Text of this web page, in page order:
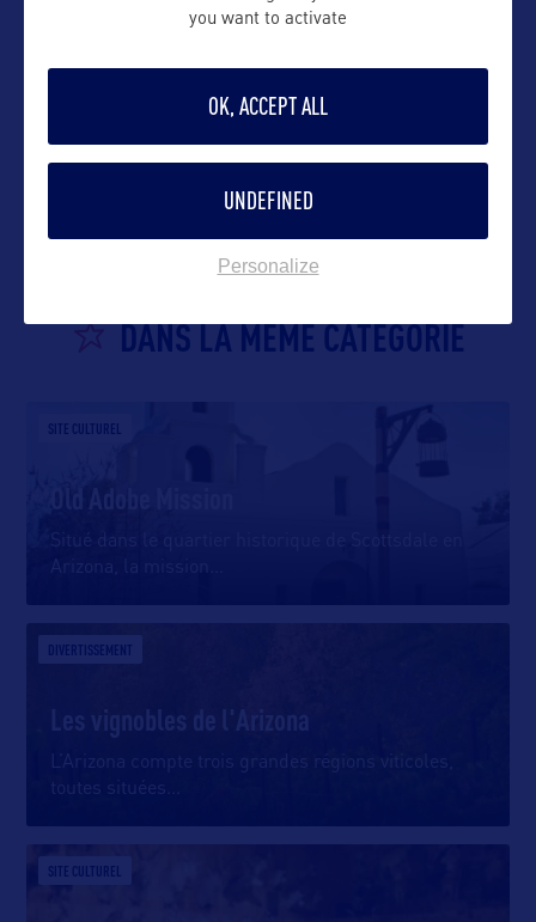
VOIR LE SITE
DANS LA MÊME CATEGORIE
SITE CULTUREL
Old Adobe Mission
DIVERTISSEMENT
Les vignobles de l'Arizona
L’Arizona compte trois grandes régions viticoles,
toutes situées
SITE CULTUREL
you want to activate
OK, ACCEPT ALL
UNDEFINED
Personalize